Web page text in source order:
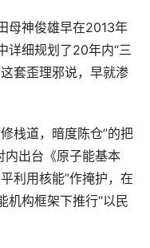
母神俊雄早在2013年
详细规划了20年内“三
套歪理邪说，早就渗
栈道，暗度陈仓”的把
内出台《原子能基本
利用核能”作掩护，在
机构框架下推行“以民